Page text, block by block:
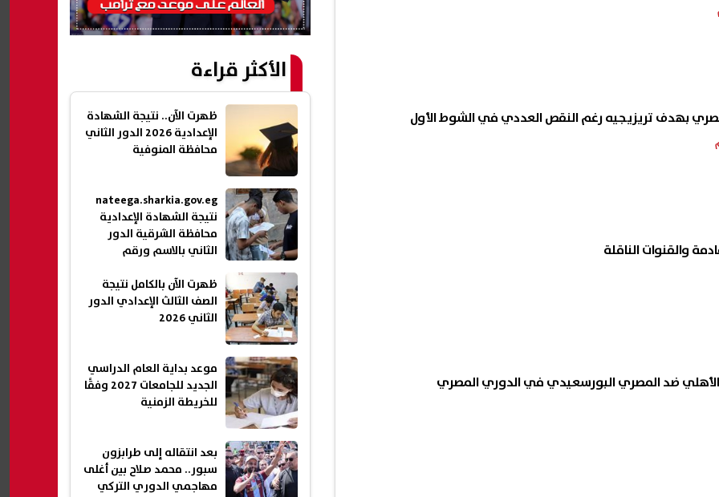
بهدف تريزيجيه رغم النقص العددي في الشوط الأول
والقنوات الناقلة
الأهلي ضد المصري البورسعيدي في الدوري المصري
الأكثر قراءة
ظهرت الآن.. نتيجة الشهادة
الإعدادية 2026 الدور الثاني
محافظة المنوفية
nateega.sharkia.gov.eg
نتيجة الشهادة الإعدادية
محافظة الشرقية الدور
الثاني بالاسم ورقم
ظهرت الآن بالكامل نتيجة
الصف الثالث الإعدادي الدور
الثاني 2026
موعد بداية العام الدراسي
الجديد للجامعات 2027 وفقًا
للخريطة الزمنية
بعد انتقاله إلى طرابزون
سبور.. محمد صلاح بين أغلى
مهاجمي الدوري التركي